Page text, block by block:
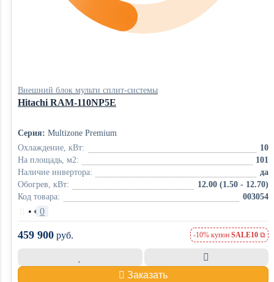
Внешний блок мульти сплит-системы
Hitachi RAM-110NP5E
Серия: Multizone Premium
Охлаждение, кВт:
10
На площадь, м2:
101
Наличие инвертора:
да
Обогрев, кВт:
12.00 (1.50 - 12.70)
Код товара:
003054
• 0
459 900 руб. -10% купон SALE10
Заказать